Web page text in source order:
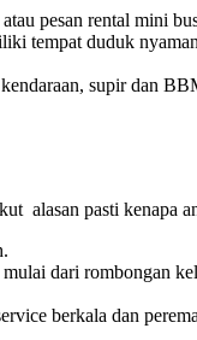
pesan rental mini
tempat duduk
supir dan
alasan pasti kenapa
dari rombongan
berkala dan